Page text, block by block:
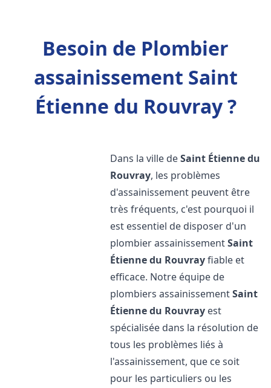
Besoin de Plombier
assainissement Saint
Étienne du Rouvray ?
Dans la ville deSaint Étienne du
Rouvray, les problèmes
d'assainissement peuvent être
très fréquents, c'est pourquoi il
est essentiel de disposer d'un
plombier assainissementSaint
Étienne du Rouvrayfiable et
efficace. Notre équipe de
plombiers assainissementSaint
Étienne du Rouvray est
spécialisée dans la résolution de
tous les problèmes liés à
l'assainissement, que ce soit
pour les particuliers ou les